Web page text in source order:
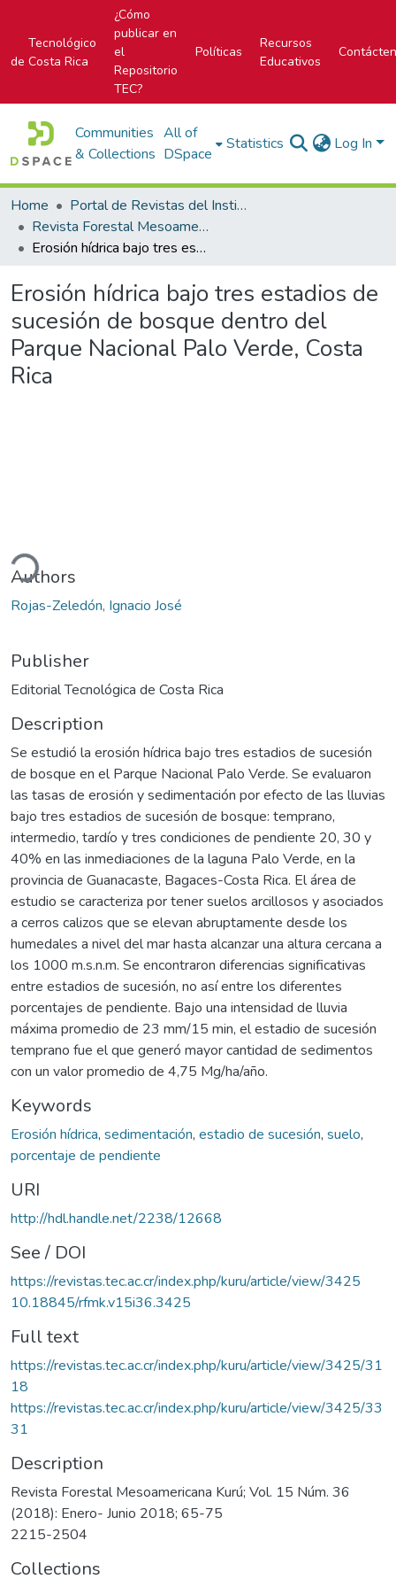
Tecnológico
de Costa Rica
¿Cómo
publicar en
el
Repositorio
TEC?
Políticas
Recursos
Educativos
Communities
& Collections
All of
DSpace
Statistics Log In
Home
Portal de Revistas del Instituto Tecnológico de Costa Rica
Revista Forestal Mesoamericana Kurú
Erosión hídrica bajo tres estadios de sucesión de bosque dentro del Parque Nacional Palo Verde, Costa Rica
Erosión hídrica bajo tres estadios de
sucesión de bosque dentro del
Parque Nacional Palo Verde, Costa
Rica
Authors
Rojas-Zeledón, Ignacio José
Publisher
Editorial Tecnológica de Costa Rica
Description
Se estudió la erosión hídrica bajo tres estadios de sucesión
de bosque en el Parque Nacional Palo Verde. Se evaluaron
las tasas de erosión y sedimentación por efecto de las lluvias
bajo tres estadios de sucesión de bosque: temprano,
intermedio, tardío y tres condiciones de pendiente 20, 30 y
40% en las inmediaciones de la laguna Palo Verde, en la
provincia de Guanacaste, Bagaces-Costa Rica. El área de
estudio se caracteriza por tener suelos arcillosos y asociados
a cerros calizos que se elevan abruptamente desde los
humedales a nivel del mar hasta alcanzar una altura cercana a
los 1000 m.s.n.m. Se encontraron diferencias significativas
entre estadios de sucesión, no así entre los diferentes
porcentajes de pendiente. Bajo una intensidad de lluvia
máxima promedio de 23 mm/15 min, el estadio de sucesión
temprano fue el que generó mayor cantidad de sedimentos
con un valor promedio de 4,75 Mg/ha/año.
Keywords
Erosión hídrica, sedimentación, estadio de sucesión, suelo,
porcentaje de pendiente
URI
http://hdl.handle.net/2238/12668
See / DOI
https://revistas.tec.ac.cr/index.php/kuru/article/view/3425
10.18845/rfmk.v15i36.3425
Full text
https://revistas.tec.ac.cr/index.php/kuru/article/view/3425/31
18
https://revistas.tec.ac.cr/index.php/kuru/article/view/3425/33
31
Description
Revista Forestal Mesoamericana Kurú; Vol. 15 Núm. 36
(2018): Enero- Junio 2018; 65-75
2215-2504
Collections